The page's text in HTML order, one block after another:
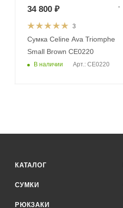
3
Сумка Celine Ava Triomphe
Small Brown CE0220
В наличии Арт.: CE0220
34 800₽
КАТАЛОГ
СУМКИ
РЮКЗАКИ